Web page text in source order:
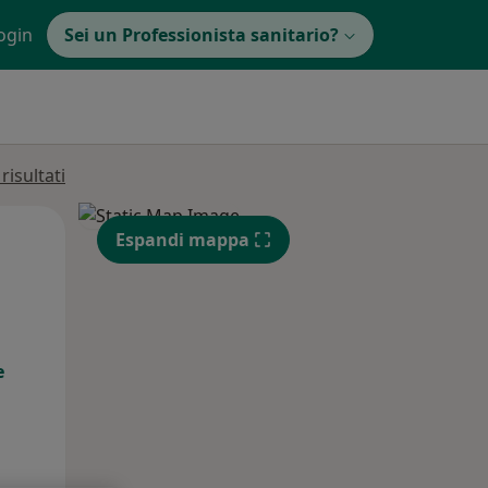
Sei un Professionista sanitario?
Mer, Gio,
13 Ago
Espandi mappa